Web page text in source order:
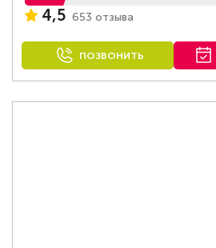
4,5 653 отзыва
ПОЗВОНИТЬ